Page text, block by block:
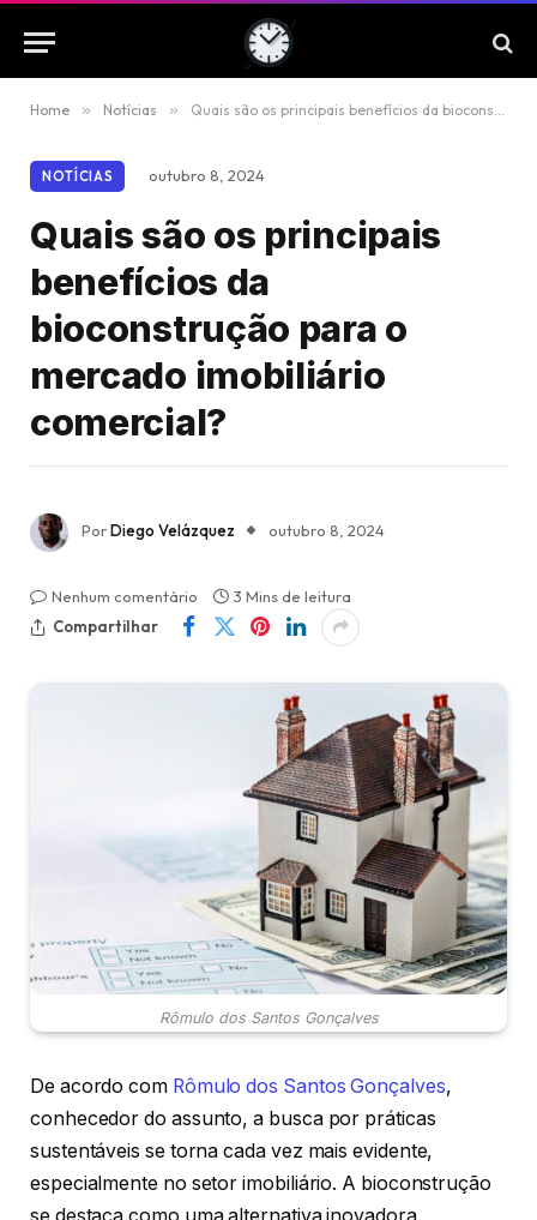
Home » Notícias » Quais são os principais benefícios da bioconstrução para o mercado imobiliário comercial?
NOTÍCIAS outubro 8, 2024
Quais são os principais
benefícios da
bioconstrução para o
mercado imobiliário
comercial?
PorDiego Velázquez outubro 8, 2024
Nenhum comentário
3 Mins de leitura
Compartilhar
Rômulo dos Santos Gonçalves
De acordo com Rômulo dos Santos Gonçalves,
conhecedor do assunto, a busca por práticas
sustentáveis se torna cada vez mais evidente,
especialmente no setor imobiliário. A bioconstrução